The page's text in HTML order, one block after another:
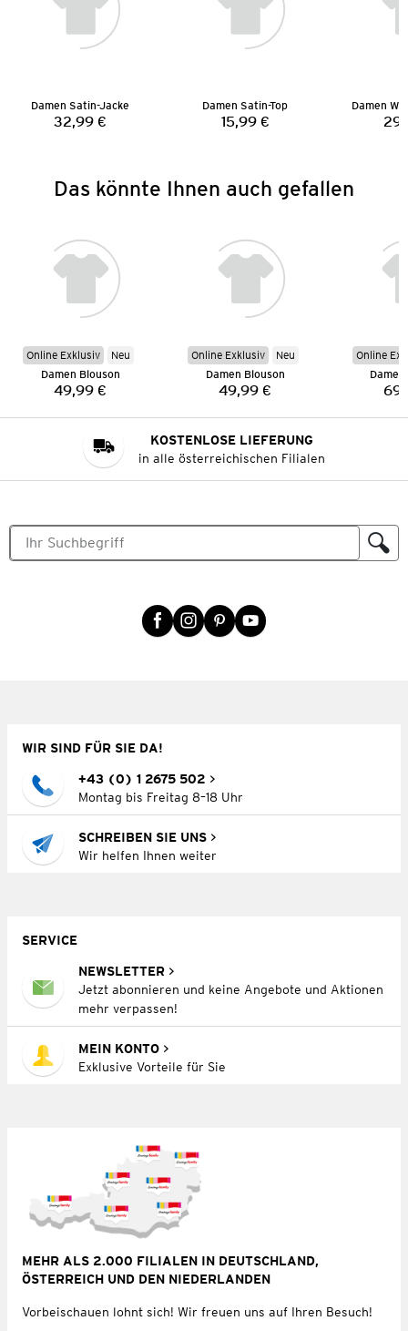
Damen Satin-Jacke
Preis:
32,99 €
Damen Satin-Top
Preis:
15,99 €
Damen
Das könnte Ihnen auch gefallen
Online Exklusiv
Neu
Damen Blouson
Preis:
49,99 €
Online Exklusiv
Neu
Damen Blouson
Preis:
49,99 €
Online
KOSTENLOSE LIEFERUNG
in alle österreichischen Filialen
WIR SIND FÜR SIE DA!
+43 (0) 1 2675 502
Montag bis Freitag 8–18 Uhr
SCHREIBEN SIE UNS
Wir helfen Ihnen weiter
SERVICE
NEWSLETTER
Jetzt abonnieren und keine Angebote und Aktionen
mehr verpassen!
MEIN KONTO
Exklusive Vorteile für Sie
MEHR ALS 2.000 FILIALEN IN DEUTSCHLAND,
ÖSTERREICH UND DEN NIEDERLANDEN
Vorbeischauen lohnt sich! Wir freuen uns auf Ihren Besuch!